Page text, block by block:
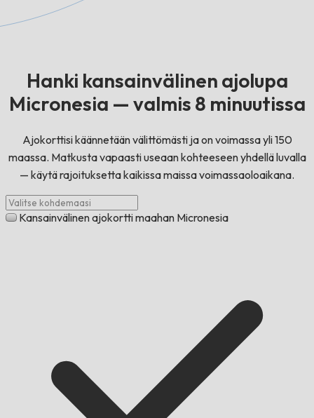
Hanki kansainvälinen ajolupa
Micronesia — valmis 8 minuutissa
Ajokorttisi käännetään välittömästi ja on voimassa yli 150
maassa. Matkusta vapaasti useaan kohteeseen yhdellä luvalla
— käytä rajoituksetta kaikissa maissa voimassaoloaikana.
Kansainvälinen ajokortti maahan Micronesia